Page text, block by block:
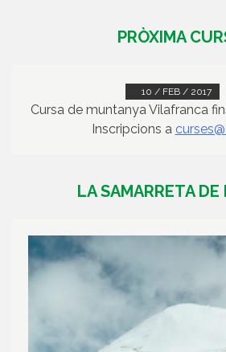
PRÒXIMA
10 / FEB / 2017
Cursa de muntanya Vilafranca
Inscripcions a
LA SAMARRETA DE